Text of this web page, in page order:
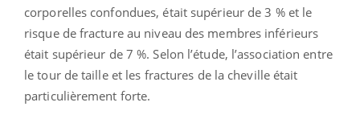
corporelles confondues, était supérieur de 3 % et le
risque de fracture au niveau des membres inférieurs
était supérieur de 7 %. Selon l’étude, l’association entre
le tour de taille et les fractures de la cheville était
particulièrement forte.